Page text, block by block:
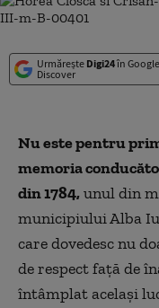
Urmărește Digi24în Google
Discover
Nu este pentru
memoria
din 1784,unul din
municipiului Alba
care dovedesc nu
de respect față de
întâmplat același